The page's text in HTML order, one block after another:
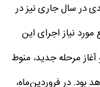
در سال جاری نیز در
مورد نیاز اجرای این
شده و آغاز مرحله جدید، منوط
بود.در فروردین‌ماه،